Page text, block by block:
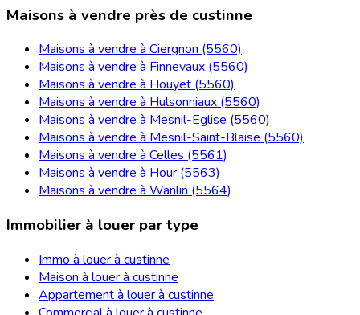
Maisons à vendre près de custinne
Maisons à vendre à Ciergnon (5560)
Maisons à vendre à Finnevaux (5560)
Maisons à vendre à Houyet (5560)
Maisons à vendre à Hulsonniaux (5560)
Maisons à vendre à Mesnil-Eglise (5560)
Maisons à vendre à Mesnil-Saint-Blaise (5560)
Maisons à vendre à Celles (5561)
Maisons à vendre à Hour (5563)
Maisons à vendre à Wanlin (5564)
Immobilier à louer par type
Immo à louer à custinne
Maison à louer à custinne
Appartement à louer à custinne